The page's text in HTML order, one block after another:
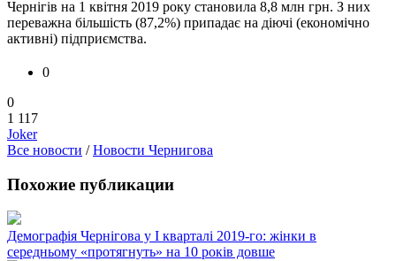
Чернігів на 1 квітня 2019 року становила 8,8 млн грн. З них
переважна більшість (87,2%) припадає на діючі (економічно
активні) підприємства.
0
0
1 117
Joker
Все новости /Новости Чернигова
Похожие публикации
Демографія Чернігова у І кварталі 2019-го: жінки в
середньому «протягнуть» на 10 років довше